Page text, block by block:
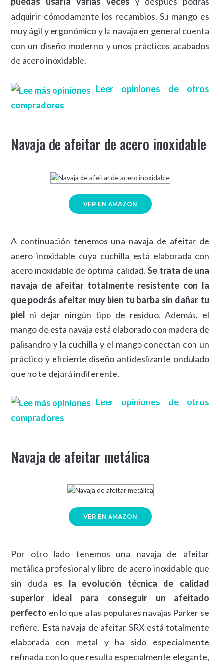
adquirir cómodamente los recambios. Su mango es
muy ágil y ergonómico y la navaja en general cuenta
con un diseño moderno y unos prácticos acabados
de acero inoxidable.
Leer opiniones de otros
compradores
Navaja de afeitar de acero inoxidable
VER EN AMAZON
A continuación tenemos una navaja de afeitar de
acero inoxidable cuya cuchilla está elaborada con
acero inoxidable de óptima calidad. Se trata de una
navaja de afeitar totalmente resistente con la
que podrás afeitar muy bien tu barba sin dañar tu
piel ni dejar ningún tipo de residuo. Además, el
mango de esta navaja está elaborado con madera de
palisandro y la cuchilla y el mango conectan con un
práctico y eficiente diseño antideslizante ondulado
que no te dejará indiferente.
Leer opiniones de otros
compradores
Navaja de afeitar metálica
VER EN AMAZON
Por otro lado tenemos una navaja de afeitar
metálica profesional y libre de acero inoxidable que
sin duda es la evolución técnica de calidad
superior ideal para conseguir un afeitado
perfecto en lo que a las populares navajas Parker se
refiere. Esta navaja de afeitar SRX está totalmente
elaborada con metal y ha sido especialmente
refinada con lo que resulta especialmente elegante,